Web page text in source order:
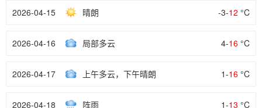
2026-04-15 晴朗 -3-12 °C
2026-04-16 局部多云 4-16 °C
2026-04-17 上午多云，下午晴朗 1-16 °C
2026-04-18 阵雨 1-13 °C